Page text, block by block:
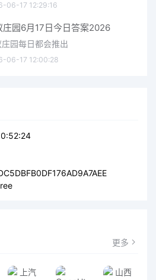
06-17 12:29:16
庄园6月17日今日答案2026
庄园每日都会推出
06-17 12:00:28
更多